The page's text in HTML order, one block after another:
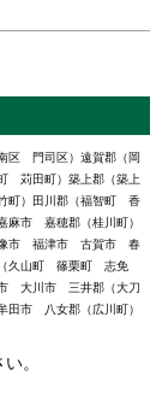
門司区）遠賀郡（岡
苅田町）築上郡（築上
）田川郡（福智町 香
市 嘉穂郡（桂川町）
市 福津市 古賀市 春
久山町 篠栗町 志免
大川市 三井郡（大刀
市 八女郡（広川町）
。